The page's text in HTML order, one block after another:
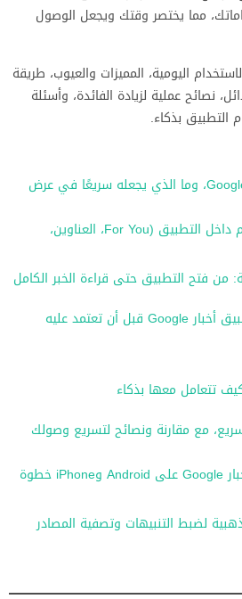
مما يختصر وقتك ويجعل الوصول
اليومية، المميزات والعيوب، طريقة
نصائح عملية لزيادة الفائدة، وأسئلة
بذكاء.
كيف يعمل تطبيق أخبار Google، وما الذي يجعله سريعًا في عرض
نبذة سريعة عن الأقسام داخل التطبيق (For You، العناوين،
من فتح التطبيق حتى قراءة الخبر الكامل
المميزات والعيوب في تطبيق أخبار Google قبل أن تعتمد عليه
تتعامل معها بذكاء
مع مقارنة ونصائح لتسريع وصولك
طريقة تثبيت تطبيق أخبار Google على Android وiPhone خطوة
لضبط التنبيهات وتصفية المصادر